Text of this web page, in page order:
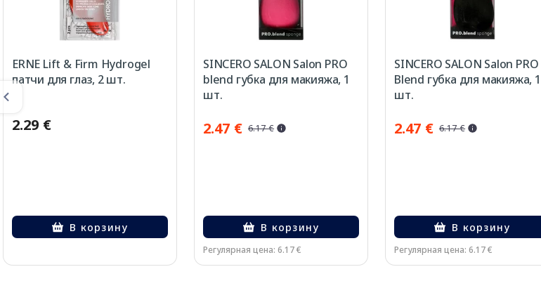
ERNE Lift & Firm Hydrogel
патчи для глаз, 2 шт.
2.29 €
В корзину
SINCERO SALON Salon PRO
blend губка для макияжа, 1
шт.
2.47 € 6.17 €
В корзину
Регулярная цена: 6.17 €
SINCERO SALON Salon PRO
Blend губка для макияжа, 1
шт.
2.47 € 6.17 €
В корзину
Регулярная цена: 6.17 €